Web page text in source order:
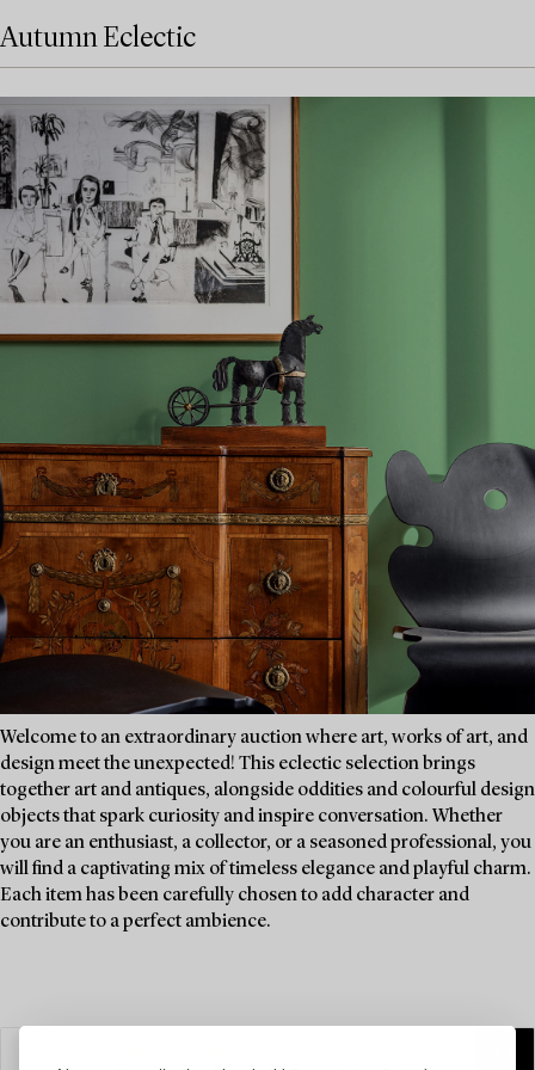
Autumn Eclectic
Welcome to an extraordinary auction where art, works of art, and
design meet the unexpected! This eclectic selection brings
together art and antiques, alongside oddities and colourful design
objects that spark curiosity and inspire conversation. Whether
you are an enthusiast, a collector, or a seasoned professional, you
will find a captivating mix of timeless elegance and playful charm.
Each item has been carefully chosen to add character and
contribute to a perfect ambience.